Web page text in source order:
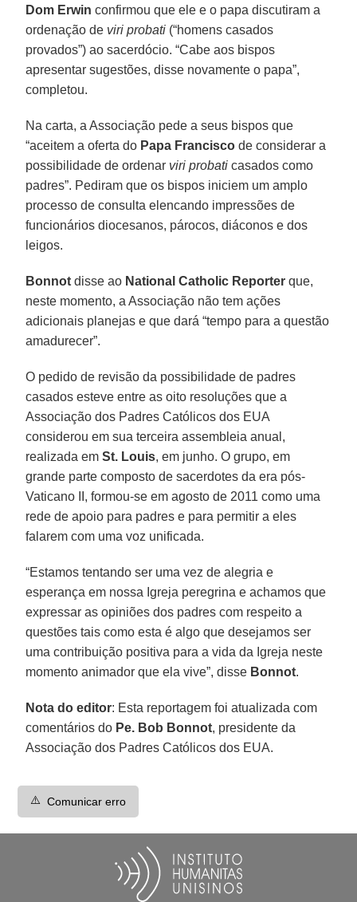
Dom Erwin confirmou que ele e o papa discutiram a
ordenação de viri probati (“homens casados
provados”) ao sacerdócio. “Cabe aos bispos
apresentar sugestões, disse novamente o papa”,
completou.
Na carta, a Associação pede a seus bispos que
“aceitem a oferta do Papa Francisco de considerar a
possibilidade de ordenar viri probati casados como
padres”. Pediram que os bispos iniciem um amplo
processo de consulta elencando impressões de
funcionários diocesanos, párocos, diáconos e dos
leigos.
Bonnot disse ao National Catholic Reporter que,
neste momento, a Associação não tem ações
adicionais planejas e que dará “tempo para a questão
amadurecer”.
O pedido de revisão da possibilidade de padres
casados esteve entre as oito resoluções que a
Associação dos Padres Católicos dos EUA
considerou em sua terceira assembleia anual,
realizada emSt. Louis, em junho. O grupo, em
grande parte composto de sacerdotes da era pós-
Vaticano II, formou-se em agosto de 2011 como uma
rede de apoio para padres e para permitir a eles
falarem com uma voz unificada.
“Estamos tentando ser uma vez de alegria e
esperança em nossa Igreja peregrina e achamos que
expressar as opiniões dos padres com respeito a
questões tais como esta é algo que desejamos ser
uma contribuição positiva para a vida da Igreja neste
momento animador que ela vive”, disse Bonnot.
Nota do editor: Esta reportagem foi atualizada com
comentários do Pe. Bob Bonnot, presidente da
Associação dos Padres Católicos dos EUA.
⚠️ Comunicar erro